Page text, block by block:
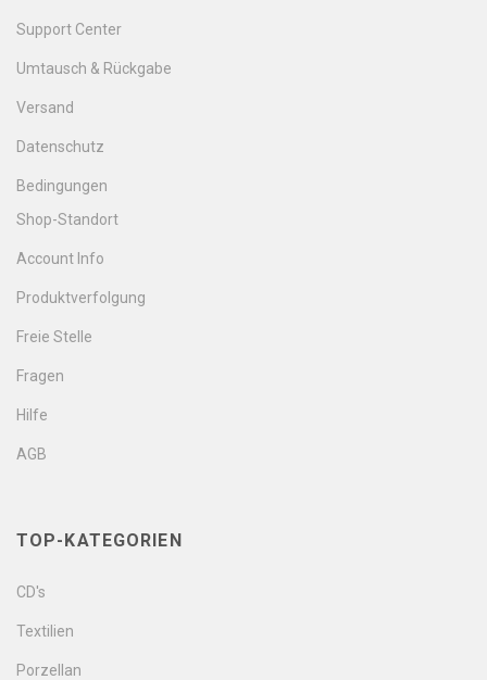
Support Center
Umtausch & Rückgabe
Versand
Datenschutz
Bedingungen
Shop-Standort
Account Info
Produktverfolgung
Freie Stelle
Fragen
Hilfe
AGB
TOP-KATEGORIEN
CD's
Textilien
Porzellan